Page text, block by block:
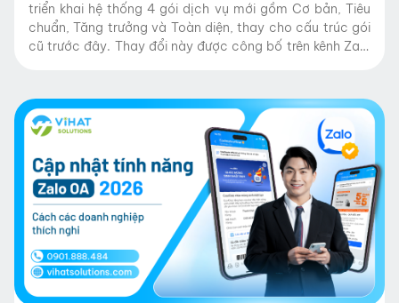
triển khai hệ thống 4 gói dịch vụ mới gồm Cơ bản, Tiêu
chuẩn, Tăng trưởng và Toàn diện, thay cho cấu trúc gói
cũ trước đây. Thay đổi này được công bố trên kênh Zalo